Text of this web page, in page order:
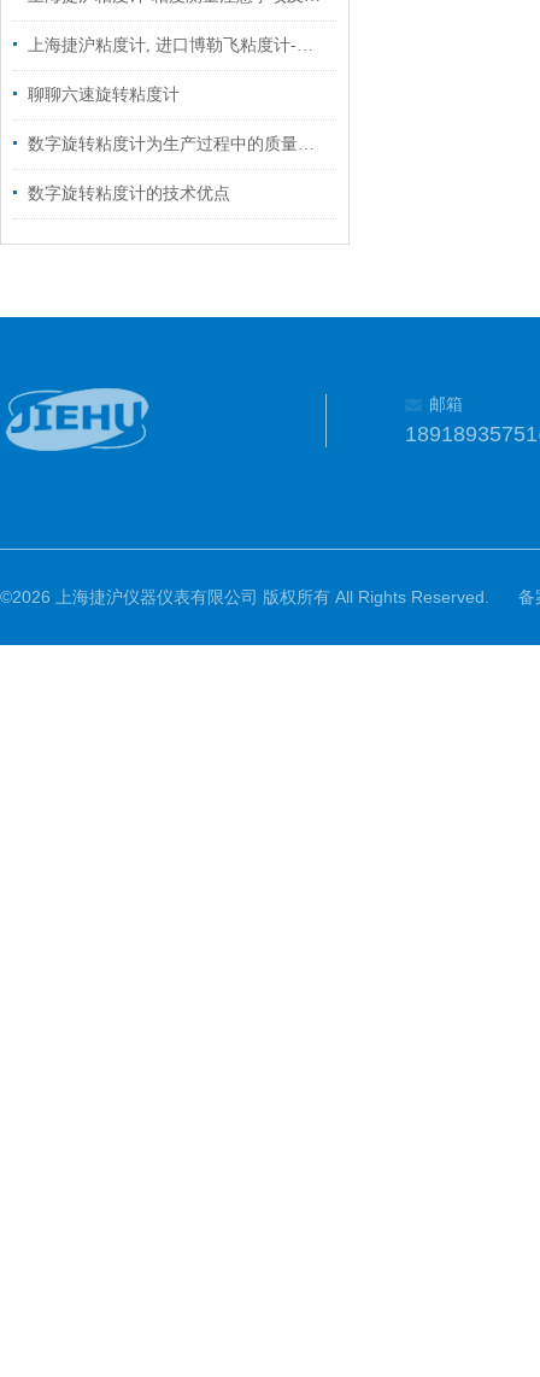
上海捷沪粘度计, 进口博勒飞粘度计-粘度单位及换算
聊聊六速旋转粘度计
数字旋转粘度计为生产过程中的质量控制提供了强有力的支持
数字旋转粘度计的技术优点
邮箱
©2026 上海捷沪仪器仪表有限公司 版权所有 All Rights Reserved. 备